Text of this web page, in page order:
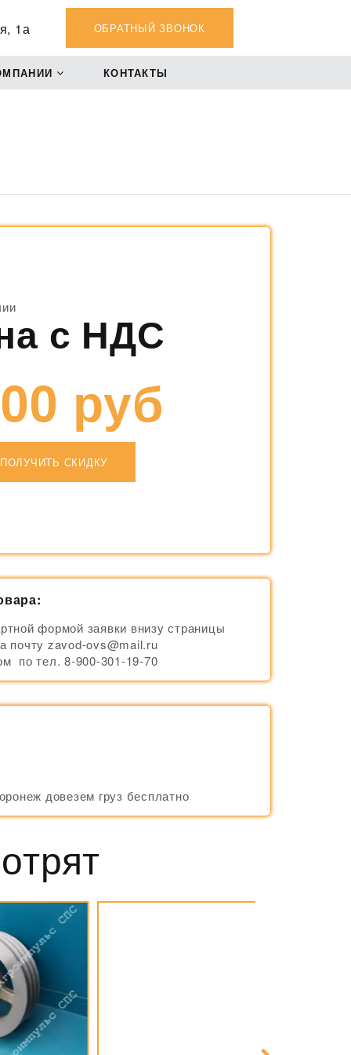
1а ОБРАТНЫЙ ЗВОНОК
КОНТАКТЫ
с НДС
руб
ПОЛУЧИТЬ СКИДКУ
формой заявки внизу страницы
почту zavod-ovs@mail.ru
по тел. 8-900-301-19-70
довезем груз бесплатно